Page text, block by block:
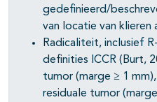
gedefinieerd/
van locatie van klieren
Radicaliteit, inclusief
definities ICCR (Burt,
tumor (marge ≥ 1
residuale tumor